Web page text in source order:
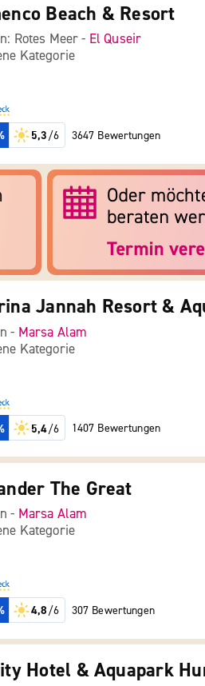
Beach & Resort
Rotes Meer - El Quseir
Kategorie
5,3/6 3647 Bewertungen
- Marsa Alam
Kategorie
5,4/6 1407 Bewertungen
The Great
- Marsa Alam
Kategorie
4,8/6 307 Bewertungen